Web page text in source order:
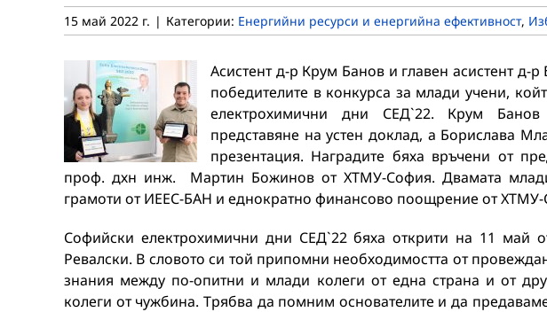
15 май 2022 г. | Категории: Енергийни ресурси и енергийна ефективност,
Асистент д-р Крум Банов и главен асистент
победителите в конкурса за млади учени,
електрохимични дни СЕД`22. Крум
представяне на устен доклад, а Борислава
презентация. Наградите бяха връчени от
проф. дхн инж. Мартин Божинов от ХТМУ-София. Двамата млади
грамоти от ИЕЕС-БАН и еднократно финансово поощрение от
Софийски електрохимични дни СЕД`22 бяха открити на 11 май
Ревалски. В словото си той припомни необходимостта от
знания между по-опитни и млади колеги от една страна и от
колеги от чужбина. Трябва да помним основателите и да